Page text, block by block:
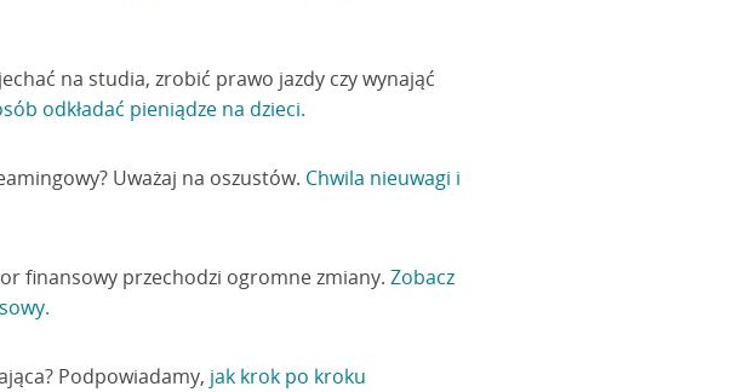
na studia, zrobić prawo jazdy czy wynająć
odkładać pieniądze na dzieci.
Uważaj na oszustów. Chwila nieuwagi i
finansowy przechodzi ogromne zmiany. Zobacz
Podpowiadamy, jak krok po kroku